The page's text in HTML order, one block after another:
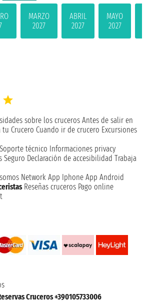
MARZO
2027
ABRIL
2027
MAYO
2027
sobre los cruceros Antes de salir en
tu Crucero Cuando ir de crucero Excursiones
Soporte técnico Informaciones privacy
Seguro Declaración de accesibilidad Trabaja
Network App Iphone App Android
Reseñas cruceros Pago online
Cruceros +390105733006